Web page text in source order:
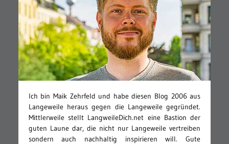
Ich bin Maik Zehrfeld und habe diesen Blog 2006 aus
Langeweile heraus gegen die Langeweile gegründet.
Mittlerweile stellt LangweileDich.net eine Bastion der
guten Laune dar, die nicht nur Langeweile vertreiben
sondern auch nachhaltig inspirieren will. Gute